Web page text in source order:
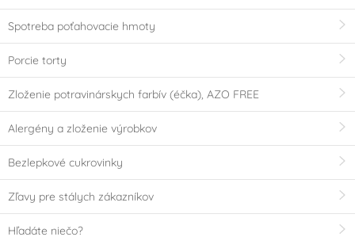
Spotreba poťahovacie hmoty
Porcie torty
Zloženie potravinárskych farbív (éčka), AZO FREE
Alergény a zloženie výrobkov
Bezlepkové cukrovinky
Zľavy pre stálych zákazníkov
Hľadáte niečo?